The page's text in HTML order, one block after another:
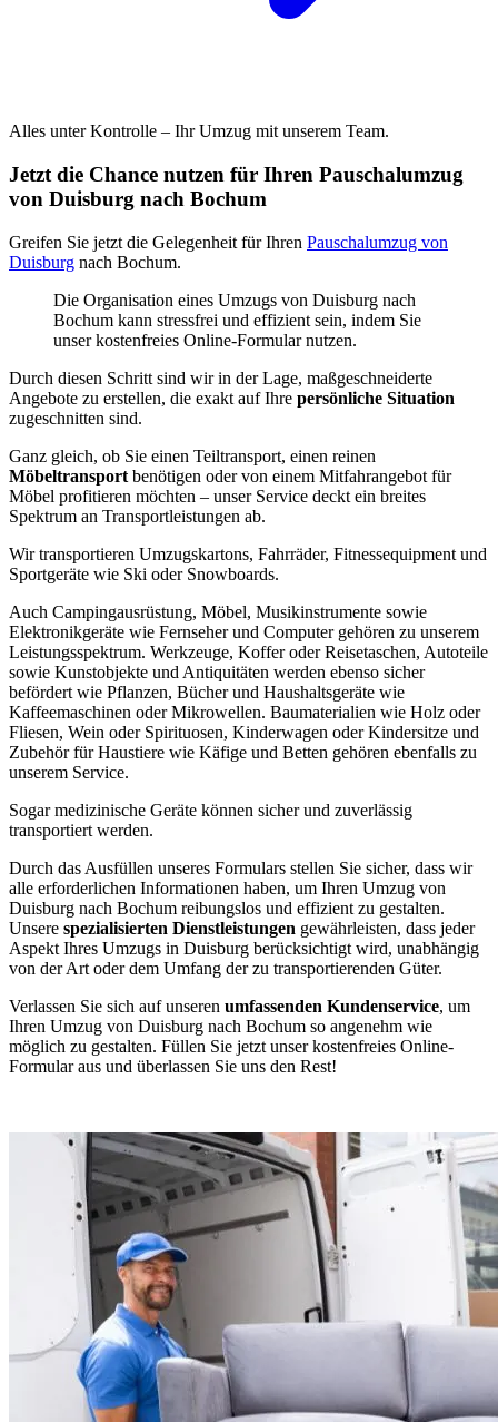
Alles unter Kontrolle – Ihr Umzug mit unserem Team.
Jetzt die Chance nutzen für Ihren Pauschalumzug
von Duisburg nach Bochum
Greifen Sie jetzt die Gelegenheit für Ihren Pauschalumzug von
Duisburg nach Bochum.
Die Organisation eines Umzugs von Duisburg nach
Bochum kann stressfrei und effizient sein, indem Sie
unser kostenfreies Online-Formular nutzen.
Durch diesen Schritt sind wir in der Lage, maßgeschneiderte
Angebote zu erstellen, die exakt auf Ihre persönliche Situation
zugeschnitten sind.
Ganz gleich, ob Sie einen Teiltransport, einen reinen
Möbeltransport benötigen oder von einem Mitfahrangebot für
Möbel profitieren möchten – unser Service deckt ein breites
Spektrum an Transportleistungen ab.
Wir transportieren Umzugskartons, Fahrräder, Fitnessequipment und
Sportgeräte wie Ski oder Snowboards.
Auch Campingausrüstung, Möbel, Musikinstrumente sowie
Elektronikgeräte wie Fernseher und Computer gehören zu unserem
Leistungsspektrum. Werkzeuge, Koffer oder Reisetaschen, Autoteile
sowie Kunstobjekte und Antiquitäten werden ebenso sicher
befördert wie Pflanzen, Bücher und Haushaltsgeräte wie
Kaffeemaschinen oder Mikrowellen. Baumaterialien wie Holz oder
Fliesen, Wein oder Spirituosen, Kinderwagen oder Kindersitze und
Zubehör für Haustiere wie Käfige und Betten gehören ebenfalls zu
unserem Service.
Sogar medizinische Geräte können sicher und zuverlässig
transportiert werden.
Durch das Ausfüllen unseres Formulars stellen Sie sicher, dass wir
alle erforderlichen Informationen haben, um Ihren Umzug von
Duisburg nach Bochum reibungslos und effizient zu gestalten.
Unsere spezialisierten Dienstleistungen gewährleisten, dass jeder
Aspekt Ihres Umzugs in Duisburg berücksichtigt wird, unabhängig
von der Art oder dem Umfang der zu transportierenden Güter.
Verlassen Sie sich auf unseren umfassenden Kundenservice, um
Ihren Umzug von Duisburg nach Bochum so angenehm wie
möglich zu gestalten. Füllen Sie jetzt unser kostenfreies Online-
Formular aus und überlassen Sie uns den Rest!